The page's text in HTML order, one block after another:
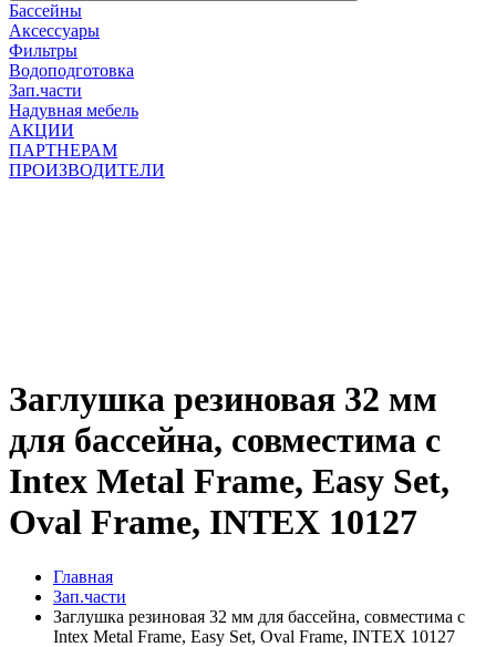
Бассейны
Аксессуары
Фильтры
Водоподготовка
Зап.части
Надувная мебель
АКЦИИ
ПАРТНЕРАМ
ПРОИЗВОДИТЕЛИ
Заглушка резиновая 32 мм
для бассейна, совместима с
Intex Metal Frame, Easy Set,
Oval Frame, INTEX 10127
Главная
Зап.части
Заглушка резиновая 32 мм для бассейна, совместима с
Intex Metal Frame, Easy Set, Oval Frame, INTEX 10127